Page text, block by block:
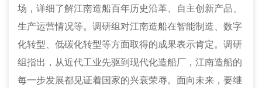
场，详细了解江南造船百年历史沿革、自主创新产品、
生产运营情况等。调研组对江南造船在智能制造、数字
化转型、低碳化转型等方面取得的成果表示肯定。调研
组指出，从近代工业先驱到现代化造船厂，江南造船的
每一步发展都见证着国家的兴衰荣辱。面向未来，要继